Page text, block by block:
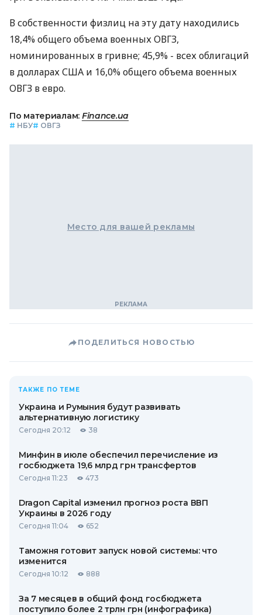
В собственности физлиц на эту дату находились
18,4% общего объема военных ОВГЗ,
номинированных в гривне; 45,9% - всех облигаций
в долларах США и 16,0% общего объема военных
ОВГЗ в евро.
По материалам: Finance.ua
# НБУ# ОВГЗ
Место для вашей рекламы
ПОДЕЛИТЬСЯ НОВОСТЬЮ
ТАКЖЕ ПО ТЕМЕ
Украина и Румыния будут развивать
альтернативную логистику
Сегодня 20:12 38
Минфин в июле обеспечил перечисление из
госбюджета 19,6 млрд грн трансфертов
Сегодня 11:23 473
Dragon Capital изменил прогноз роста ВВП
Украины в 2026 году
Сегодня 11:04 652
Таможня готовит запуск новой системы: что
изменится
Сегодня 10:12 888
За 7 месяцев в общий фонд госбюджета
поступило более 2 трлн грн (инфографика)